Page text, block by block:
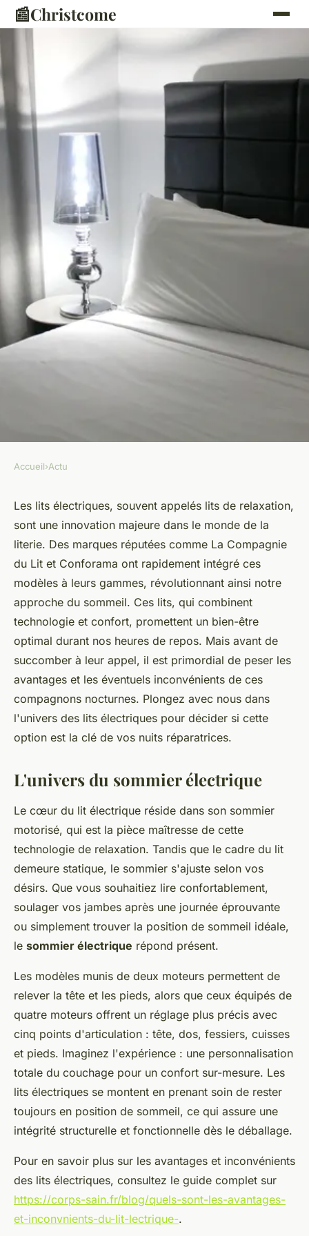
📰Christcome
Lit électrique : une alternative
à la fois moderne et
confortable
admin•15 janvier 2024•2 min de lecture
Accueil›Actu
Les lits électriques, souvent appelés lits de relaxation,
sont une innovation majeure dans le monde de la
literie. Des marques réputées comme La Compagnie
du Lit et Conforama ont rapidement intégré ces
modèles à leurs gammes, révolutionnant ainsi notre
approche du sommeil. Ces lits, qui combinent
technologie et confort, promettent un bien-être
optimal durant nos heures de repos. Mais avant de
succomber à leur appel, il est primordial de peser les
avantages et les éventuels inconvénients de ces
compagnons nocturnes. Plongez avec nous dans
l'univers des lits électriques pour décider si cette
option est la clé de vos nuits réparatrices.
L'univers du sommier électrique
Le cœur du lit électrique réside dans son sommier
motorisé, qui est la pièce maîtresse de cette
technologie de relaxation. Tandis que le cadre du lit
demeure statique, le sommier s'ajuste selon vos
désirs. Que vous souhaitiez lire confortablement,
soulager vos jambes après une journée éprouvante
ou simplement trouver la position de sommeil idéale,
le sommier électrique répond présent.
Les modèles munis de deux moteurs permettent de
relever la tête et les pieds, alors que ceux équipés de
quatre moteurs offrent un réglage plus précis avec
cinq points d'articulation : tête, dos, fessiers, cuisses
et pieds. Imaginez l'expérience : une personnalisation
totale du couchage pour un confort sur-mesure. Les
lits électriques se montent en prenant soin de rester
toujours en position de sommeil, ce qui assure une
intégrité structurelle et fonctionnelle dès le déballage.
Pour en savoir plus sur les avantages et inconvénients
des lits électriques, consultez le guide complet sur
https://corps-sain.fr/blog/quels-sont-les-avantages-
et-inconvnients-du-lit-lectrique-.